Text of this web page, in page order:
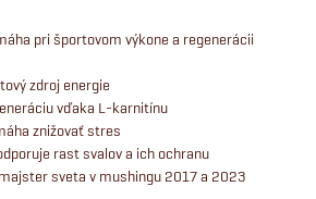
pri športovom výkone a regenerácii
zdroj energie
vďaka L-karnitínu
znižovať stres
rast svalov a ich ochranu
sveta v mushingu 2017 a 2023